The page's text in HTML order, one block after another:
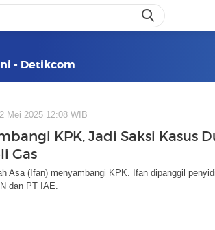
- Detikcom
Mei 2025 12:08 WIB
KPK, Jadi Saksi Kasus
Gas
Asa (Ifan) menyambangi KPK. Ifan dipanggil
dan PT IAE.